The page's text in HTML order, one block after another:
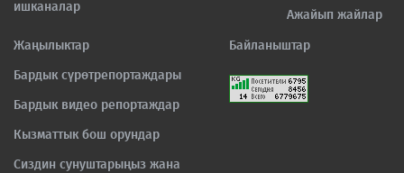
ишканалар
Ажайып жайлар
Жаңылыктар
Бардык сүрөтрепортаждары
Бардык видео репортаждар
Кызматтык бош орундар
Сиздин сунуштарыңыз жана
Байланыштар